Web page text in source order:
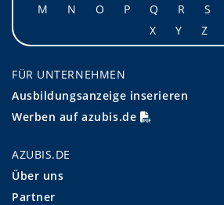
M
N O P Q R S
X
Y Z
FÜR UNTERNEHMEN
Ausbildungsanzeige inserieren
Werben auf azubis.de
AZUBIS.DE
Über uns
Partner